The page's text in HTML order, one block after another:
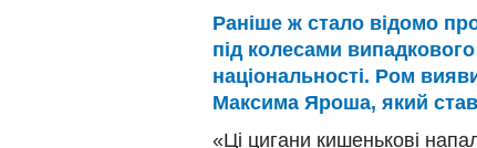
Раніше ж стало відомо
під колесами
національності. Ром
Максима Яроша, який
«Ці цигани кишенькові